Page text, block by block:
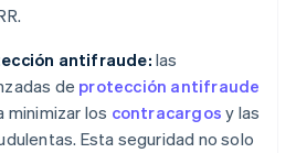
antifraude: las
de protección antifraude
minimizar los contracargos y las
Esta seguridad no solo